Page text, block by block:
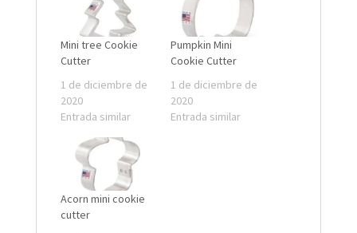
Mini tree Cookie
Cutter
1 de diciembre de
2020
Entrada similar
Pumpkin Mini
Cookie Cutter
1 de diciembre de
2020
Entrada similar
Acorn mini cookie
cutter